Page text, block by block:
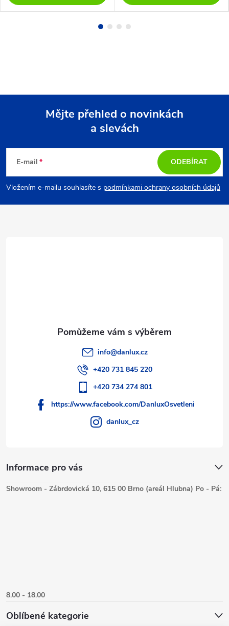
p
Mějte přehled o novinkách
a slevách
E-mail
Vložením e-mailu souhlasíte s podmínkami ochrany osobních údajů
ODEBÍRAT
Informace pro vás
info@danlux.cz
+420 731 845 220
+420 734 274 801
https://www.facebook.com/DanluxOsvetleni
danlux_cz
Showroom - Zábrdovická 10, 615 00 Brno (areál Hlubna) Po - Pá:
8.00 - 18.00
Oblíbené kategorie